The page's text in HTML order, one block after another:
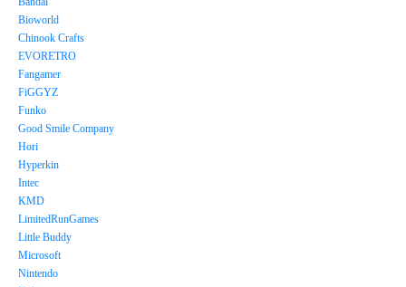
Bioworld
Chinook Crafts
EVORETRO
Fangamer
FiGGYZ
Funko
Good Smile Company
Hori
Hyperkin
Intec
KMD
LimitedRunGames
Little Buddy
Microsoft
Nintendo